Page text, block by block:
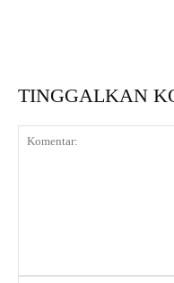
TINGGALKAN